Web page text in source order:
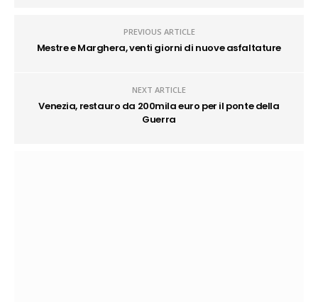
PREVIOUS ARTICLE
Mestre e Marghera, venti giorni di nuove asfaltature
NEXT ARTICLE
Venezia, restauro da 200mila euro per il ponte della
Guerra